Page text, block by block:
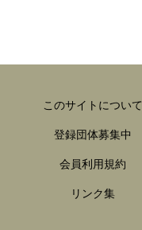
このサイトについて
登録団体募集中
会員利用規約
リンク集